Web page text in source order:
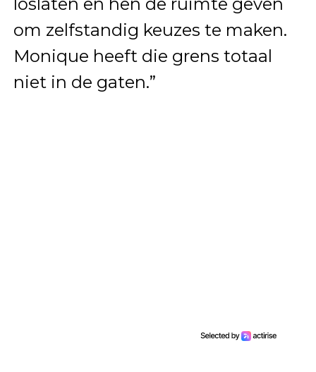
loslaten en hen de ruimte geven
om zelfstandig keuzes te maken.
Monique heeft die grens totaal
niet in de gaten.”